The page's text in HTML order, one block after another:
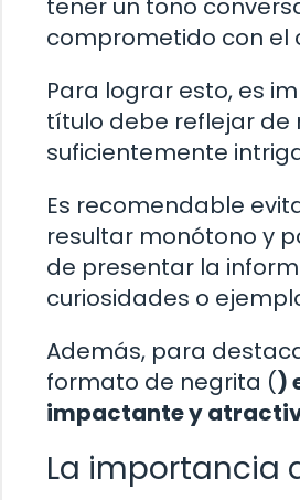
tener un tono
comprometido con el
Para lograr esto, es
título debe reflejar de
suficientemente
Es recomendable
resultar monótono y
de presentar la
curiosidades o
Además, para
formato de negrita ()
impactante y
La importancia